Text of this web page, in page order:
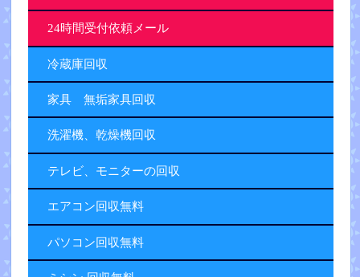
24時間受付依頼メール
冷蔵庫回収
家具 無垢家具回収
洗濯機、乾燥機回収
テレビ、モニターの回収
エアコン回収無料
パソコン回収無料